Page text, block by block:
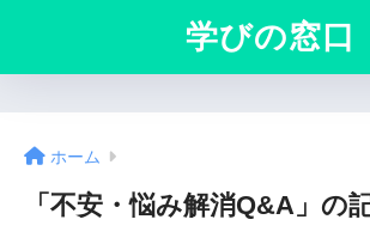
学びの窓口
ホーム
「不安・悩み解消Q&A」の